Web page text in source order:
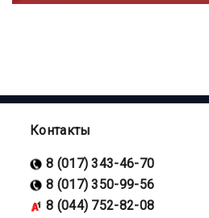
Контакты
8 (017) 343-46-70
8 (017) 350-99-56
8 (044) 752-82-08